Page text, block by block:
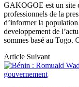
GAKOGOE est un site
professionnels de la
d’informer la
developpement de
sommes basé au Togo.
Article Suivant